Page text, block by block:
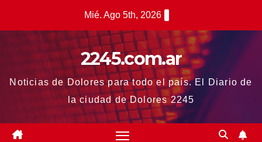
Mié. Ago 5th, 2026
2245.com.ar
Noticias de Dolores para todo el país. El Diario de
la ciudad de Dolores 2245